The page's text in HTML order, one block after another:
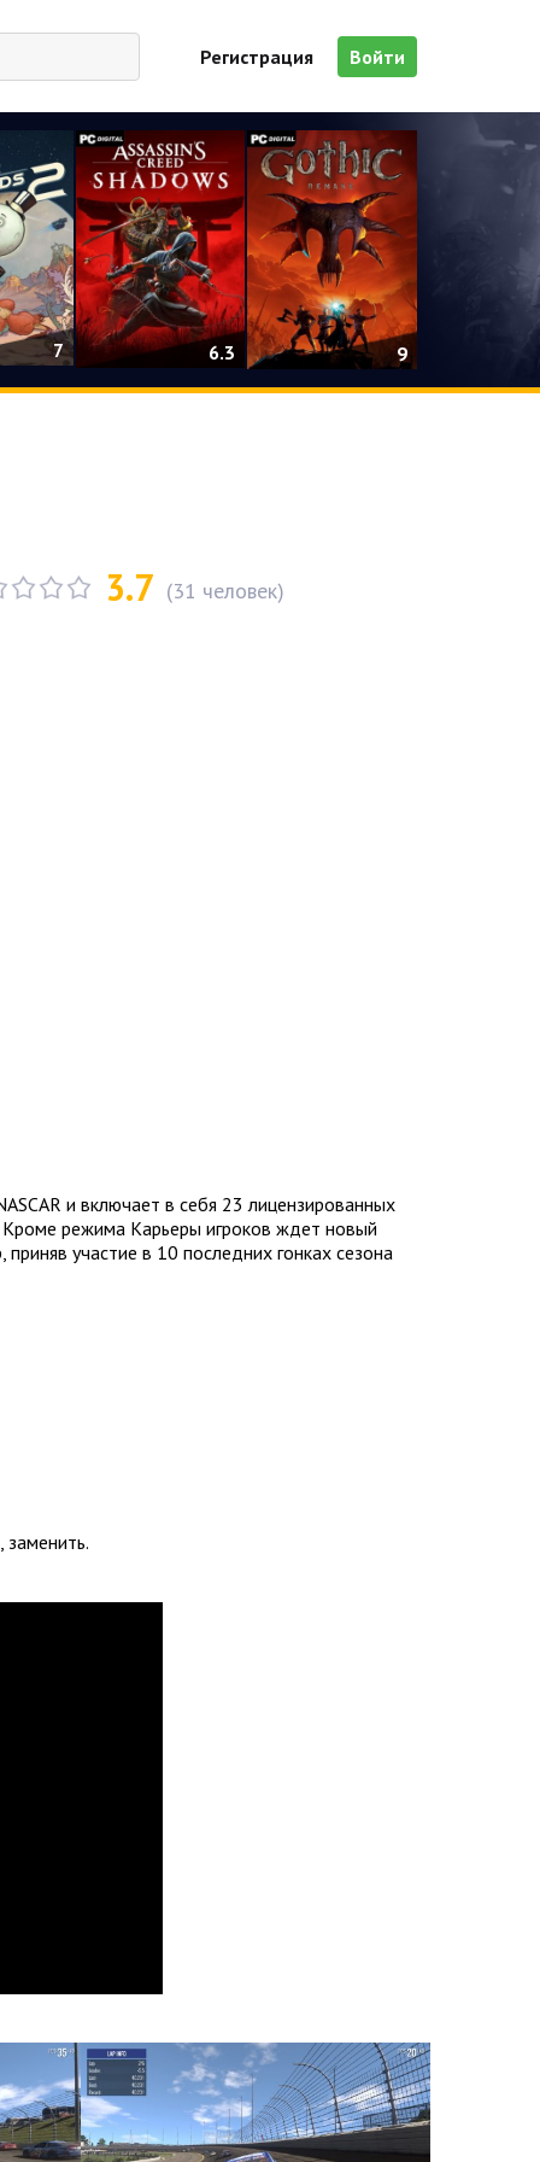
Регистрация Войти
7 6.3 9
3.7 (31 человек)
и включает в себя 23 лицензированных
режима Карьеры игроков ждет новый
участие в 10 последних гонках сезона
заменить.